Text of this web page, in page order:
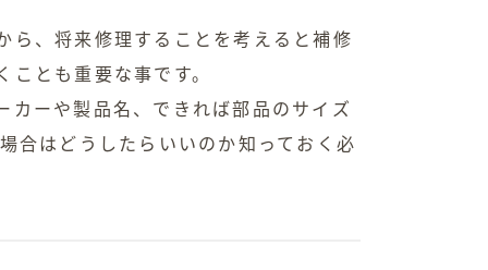
ら、将来修理することを考えると補修
とも重要な事です。
カーや製品名、できれば部品のサイズ
合はどうしたらいいのか知っておく必